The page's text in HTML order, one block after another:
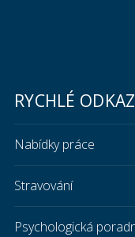
RYCHLÉ
Nabídky práce
Stravování
Psychologická